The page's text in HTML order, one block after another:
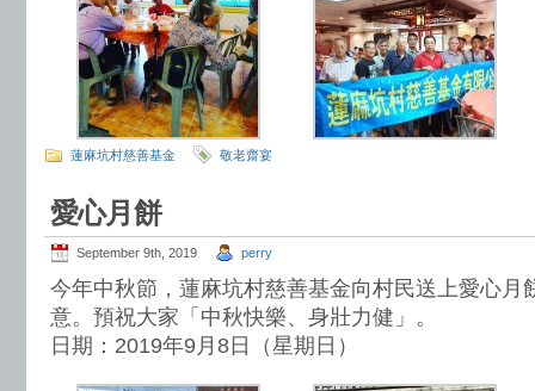
蓮麻坑村慈善基金 敬老齋宴
愛心月餅
September 9th, 2019 perry
今年中秋節，蓮麻坑村慈善基金向村民送上愛心月
意。預祝大家「中秋快樂、身壯力健」。
日期：2019年9月8日（星期日）